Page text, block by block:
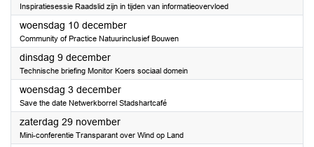
Inspiratiesessie Raadslid zijn in tijden van informatieovervloed
woensdag 10 december2025
Community of Practice Natuurinclusief Bouwen
dinsdag 9 december2025
Technische briefing Monitor Koers sociaal domein
woensdag 3 december2025
Save the date Netwerkborrel Stadshartcafé
zaterdag 29 november2025
Mini-conferentie Transparant over Wind op Land